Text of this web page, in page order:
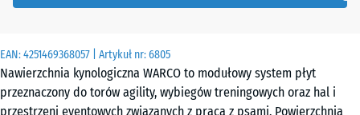
EAN:4251469368057 | Artykuł nr:6805
Nawierzchnia kynologiczna WARCO to modułowy system płyt
przeznaczony do torów agility, wybiegów treningowych oraz hal i
przestrzeni eventowych związanych z pracą z psami. Powierzchnia
Szary
granit
97,1
x
97,1
×